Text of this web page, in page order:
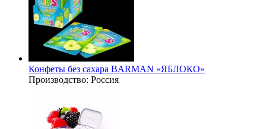
Конфеты без сахара BARMAN «ЯБЛОКО»
Производство: Россия